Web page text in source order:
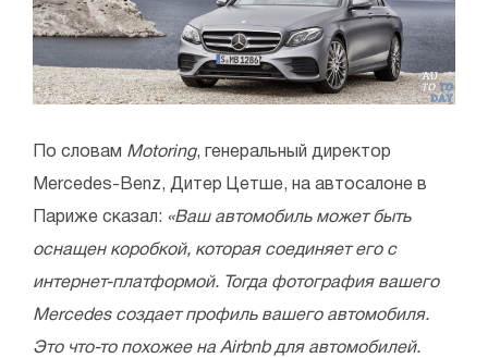
По словам Motoring, генеральный директор
Mercedes-Benz, Дитер Цетше, на автосалоне в
Париже сказал: «Ваш автомобиль может быть
оснащен коробкой, которая соединяет его с
интернет-платформой. Тогда фотография вашего
Mercedes создает профиль вашего автомобиля.
Это что-то похожее на Airbnb для автомобилей.